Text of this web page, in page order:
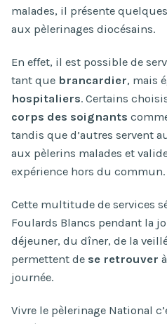
malades, il présente
aux pèlerinages diocésains.
En effet, il est possible de
tant que brancardier, mais
hospitaliers. Certains
corps des soignants
tandis que d’autres servent
aux pèlerins malades et
expérience hors du commun.
Cette multitude de services
Foulards Blancs pendant la
déjeuner, du dîner, de la
permettent de se retrouver
journée.
Vivre le pèlerinage National